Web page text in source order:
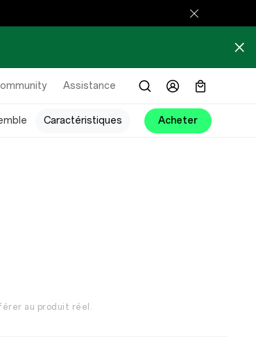
Assistance
Caractéristiques Acheter
au produit réel.